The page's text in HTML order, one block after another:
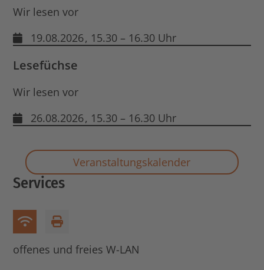
Wir lesen vor
19.08.2026, 15.30 – 16.30 Uhr
Lesefüchse
Wir lesen vor
26.08.2026, 15.30 – 16.30 Uhr
Veranstaltungskalender
Services
offenes und freies W-LAN